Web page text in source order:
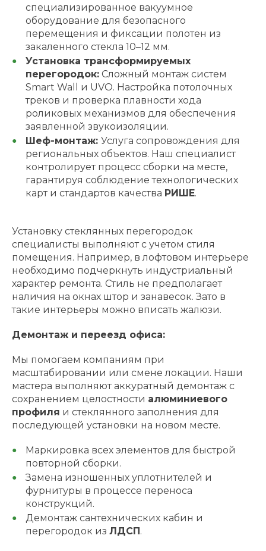
специализированное вакуумное
оборудование для безопасного
перемещения и фиксации полотен из
закаленного стекла 10–12 мм.
Установка трансформируемых
перегородок:Сложный монтаж систем
Smart Wall и UVO. Настройка потолочных
треков и проверка плавности хода
роликовых механизмов для обеспечения
заявленной звукоизоляции.
Шеф-монтаж: Услуга сопровождения для
региональных объектов. Наш специалист
контролирует процесс сборки на месте,
гарантируя соблюдение технологических
карт и стандартов качества РИШЕ.
Установку стеклянных перегородок
специалисты выполняют с учетом стиля
помещения. Например, в лофтовом интерьере
необходимо подчеркнуть индустриальный
характер ремонта. Стиль не предполагает
наличия на окнах штор и занавесок. Зато в
такие интерьеры можно вписать жалюзи.
Демонтаж и переезд офиса:
Мы помогаем компаниям при
масштабировании или смене локации. Наши
мастера выполняют аккуратный демонтаж с
сохранением целостности алюминиевого
профиля и стеклянного заполнения для
последующей установки на новом месте.
Маркировка всех элементов для быстрой
повторной сборки.
Замена изношенных уплотнителей и
фурнитуры в процессе переноса
конструкций.
Демонтаж сантехнических кабин и
перегородок из ЛДСП.